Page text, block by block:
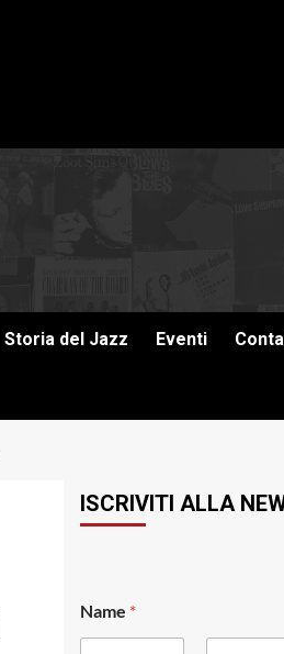
Storia del Jazz Eventi
ISCRIVITI ALLA
Name *